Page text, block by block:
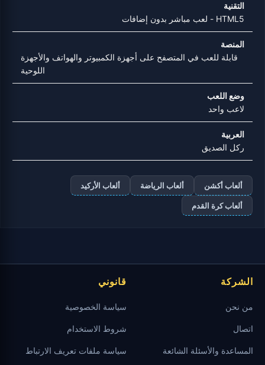
التقنية
HTML5 - لعب مباشر بدون إضافات
المنصة
قابلة للعب في المتصفح على أجهزة الكمبيوتر والهواتف والأجهزة
اللوحية
وضع اللعب
لاعب واحد
العربية
ركل الصديق
ألعاب أكشن ألعاب الرياضة ألعاب الأركيد
ألعاب كرة القدم
الشركة
من نحن
اتصال
المساعدة والأسئلة الشائعة
قانوني
سياسة الخصوصية
شروط الاستخدام
سياسة ملفات تعريف الارتباط